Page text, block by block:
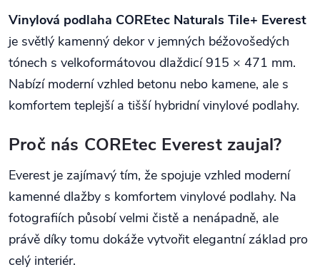
Vinylová podlaha COREtec Naturals Tile+ Everest
je světlý kamenný dekor v jemných béžovošedých
tónech s velkoformátovou dlaždicí 915 × 471 mm.
Nabízí moderní vzhled betonu nebo kamene, ale s
komfortem teplejší a tišší hybridní vinylové podlahy.
Proč nás COREtec Everest zaujal?
Everest je zajímavý tím, že spojuje vzhled moderní
kamenné dlažby s komfortem vinylové podlahy. Na
fotografiích působí velmi čistě a nenápadně, ale
právě díky tomu dokáže vytvořit elegantní základ pro
celý interiér.